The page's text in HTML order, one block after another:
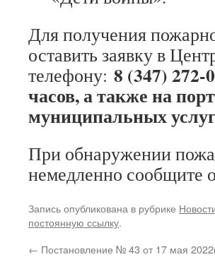
Для получения
оставить заявку в
телефону: 8 (347) 272-
часов, а также на
муниципальных
При обнаружении
немедленно сообщите
Запись опубликована в рубрике
постоянную ссылку.
← Постановление № 43 от 17 мая